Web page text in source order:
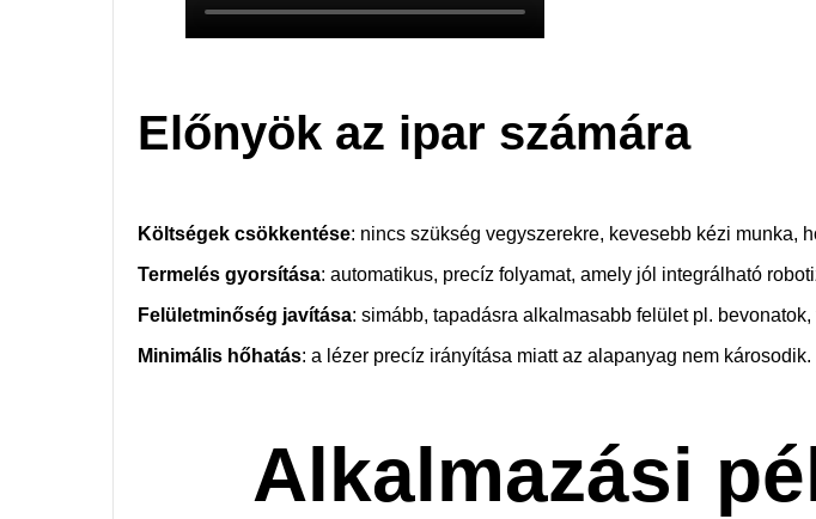
Előnyök az ipar számára
Költségek csökkentése: nincs szükség vegyszerekre, kevesebb kézi munka,
Termelés gyorsítása: automatikus, precíz folyamat, amely jól integrálható
Felületminőség javítása: simább, tapadásra alkalmasabb felület pl.
Minimális hőhatás: a lézer precíz irányítása miatt az alapanyag nem károsodik.
Alkalmazási